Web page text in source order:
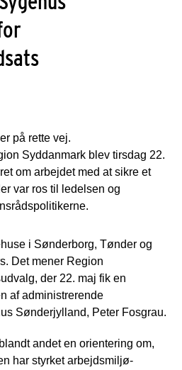
på rette vej.
Syddanmark blev tirsdag 22.
om arbejdet med at sikre et
var ros til ledelsen og
i Sønderborg, Tønder og
Det mener Region
der 22. maj fik en
af administrerende
Sønderjylland, Peter Fosgrau.
andet en orientering om,
har styrket arbejdsmiljø-